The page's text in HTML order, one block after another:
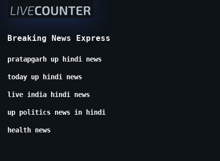
Breaking News Express
pratapgarh up hindi news
today up hindi news
live india hindi news
up politics news in hindi
health news